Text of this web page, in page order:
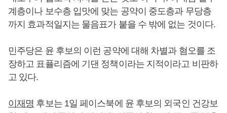
계층이나 보수층 입맛에 맞는 공약이 중도층과 무당층
까지 효과적일지는 물음표가 붙을 수 밖에 없는 것이다.
민주당은 윤 후보의 이런 공약에 대해 차별과 혐오를 조
장하고 표퓰리즘에 기댄 정책이라는 지적이라고 비판하
고 있다.
이재명 후보는 1일 페이스북에 윤 후보의 외국인 건강보